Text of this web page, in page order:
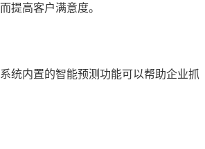
提高客户满意度。
统内置的智能预测功能可以帮助企业抓